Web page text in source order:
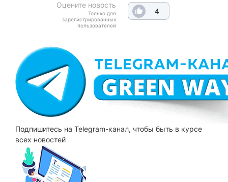
Оцените новость
Только для
зарегистрированных
пользователей
4
Подпишитесь на Telegram-канал, чтобы быть в курсе
всех новостей